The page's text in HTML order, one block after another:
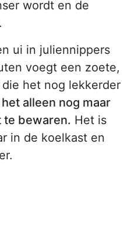
wordt en de
ui in juliennippers
voegt een zoete,
het nog lekkerder
alleen nog maar
te bewaren. Het is
in de koelkast en